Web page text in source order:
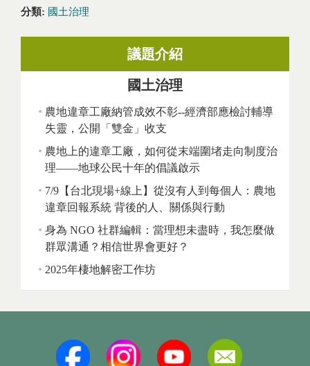
分類: 國土治理
議題介紹
國土治理
農地違章工廠納管成效不彰--經濟部應檢討輔導
失靈，公開「雙金」收支
農地上的違章工廠，如何從末端圍堵走向制度治
理——地球公民十年的倡議啟示
7/9【台北現場+線上】從沒有人到每個人：農地
違章回報系統 背後的人、關係與行動
身為 NGO 社群編輯：當理想未盡時，我怎麼做
群眾溝通？相信世界會更好？
2025年棲地解密工作坊